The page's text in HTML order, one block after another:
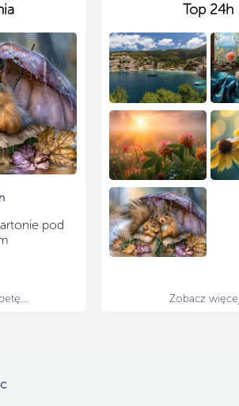
pod
Top 24h
Zobacz